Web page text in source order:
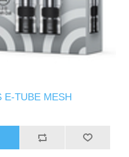
E-TUBE MESH